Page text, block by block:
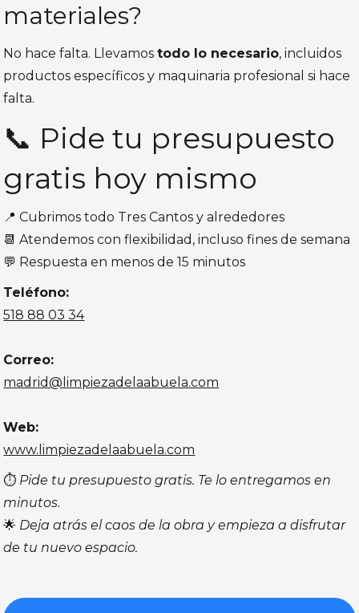
materiales?
No hace falta. Llevamostodo lo necesario, incluidos
productos específicos y maquinaria profesional si hace
falta.
📞 Pide tu presupuesto
gratis hoy mismo
📍 Cubrimos todo Tres Cantos y alrededores
📆 Atendemos con flexibilidad, incluso fines de semana
💬 Respuesta en menos de 15 minutos
Teléfono:
518 88 03 34
Correo:
madrid@limpiezadelaabuela.com
Web:
www.limpiezadelaabuela.com
⏱️ Pide tu presupuesto gratis. Te lo entregamos en
minutos.
🌟 Deja atrás el caos de la obra y empieza a disfrutar
de tu nuevo espacio.